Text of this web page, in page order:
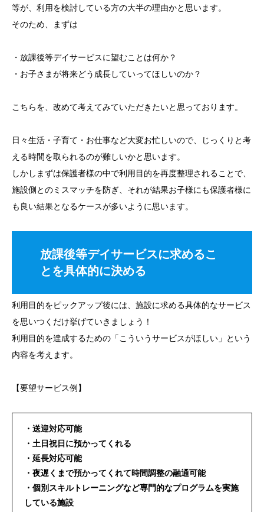
等が、利用を検討している方の大半の理由かと思います。
そのため、まずは
・放課後等デイサービスに望むことは何か？
・お子さまが将来どう成長していってほしいのか？
こちらを、改めて考えてみていただきたいと思っております。
日々生活・子育て・お仕事など大変お忙しいので、じっくりと考
える時間を取られるのが難しいかと思います。
しかしまずは保護者様の中で利用目的を再度整理されることで、
施設側とのミスマッチを防ぎ、それが結果お子様にも保護者様に
も良い結果となるケースが多いように思います。
放課後等デイサービスに求めるこ
とを具体的に決める
利用目的をピックアップ後には、施設に求める具体的なサービス
を思いつくだけ挙げていきましょう！
利用目的を達成するための「こういうサービスがほしい」という
内容を考えます。
【要望サービス例】
・送迎対応可能
・土日祝日に預かってくれる
・延長対応可能
・夜遅くまで預かってくれて時間調整の融通可能
・個別スキルトレーニングなど専門的なプログラムを実施
している施設